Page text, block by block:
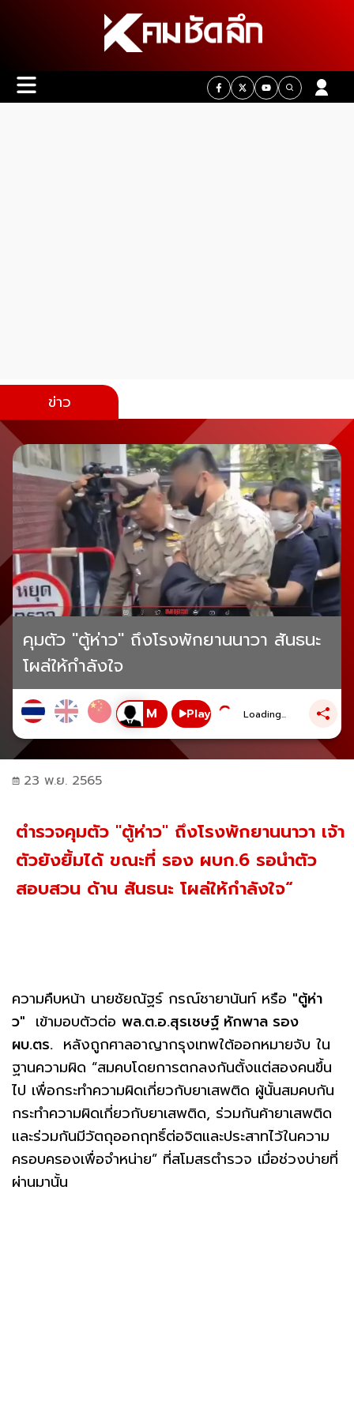
ข่าว
คุมตัว "ตู้ห่าว" ถึงโรงพักยานนาวา สันธนะ
โผล่ให้กำลังใจ
Play Loading...
23 พ.ย. 2565
ตำรวจคุมตัว "ตู้ห่าว" ถึงโรงพักยานนาวา เจ้า
ตัวยังยิ้มได้ ขณะที่ รอง ผบก.6 รอนำตัว
สอบสวน ด้าน สันธนะ โผล่ให้กำลังใจ“
ความคืบหน้า นายชัยณัฐร์ กรณ์ชายานันท์ หรือ "ตู้ห่า
ว" เข้ามอบตัวต่อ พล.ต.อ.สุรเชษฐ์ หักพาล รอง
ผบ.ตร. หลังถูกศาลอาญากรุงเทพใต้ออกหมายจับ ใน
ฐานความผิด “สมคบโดยการตกลงกันตั้งแต่สองคนขึ้น
ไป เพื่อกระทำความผิดเกี่ยวกับยาเสพติด ผู้นั้นสมคบกัน
กระทำความผิดเกี่ยวกับยาเสพติด, ร่วมกันค้ายาเสพติด
และร่วมกันมีวัตถุออกฤทธิ์ต่อจิตและประสาทไว้ในความ
ครอบครองเพื่อจำหน่าย” ที่สโมสรตำรวจ เมื่อช่วงบ่ายที่
ผ่านมานั้น